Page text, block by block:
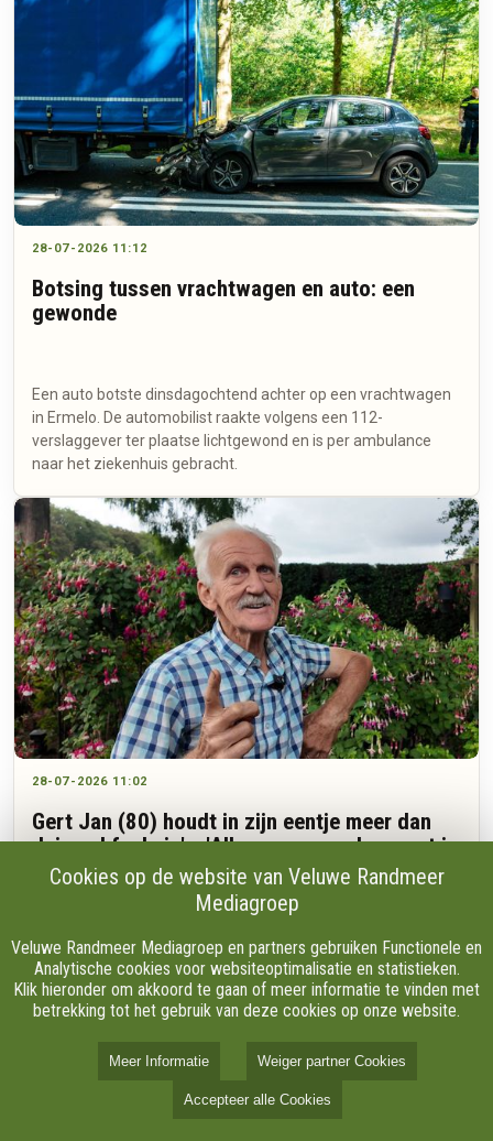
28-07-2026 11:12
Botsing tussen vrachtwagen en auto: een
gewonde
Een auto botste dinsdagochtend achter op een vrachtwagen
in Ermelo. De automobilist raakte volgens een 112-
verslaggever ter plaatse lichtgewond en is per ambulance
naar het ziekenhuis gebracht.
28-07-2026 11:02
Gert Jan (80) houdt in zijn eentje meer dan
duizend fuchsia's: 'Alles geven en doen wat je
nog kunt'
naar een kleurrijke fuchsia in zijn tuin aan de Varelseweg in
Hulshorst. De plant draagt de naam van een goede vriendin.
Wanneer hij vertelt over het moment waarop hij haar de
bloem aanbood, wordt hij even stil.
Cookies op de website van Veluwe Randmeer
Mediagroep
Veluwe Randmeer Mediagroep en partners gebruiken Functionele en
Analytische cookies voor websiteoptimalisatie en statistieken.
Klik hieronder om akkoord te gaan of meer informatie te vinden met
betrekking tot het gebruik van deze cookies op onze website.
Meer Informatie Weiger partner Cookies
Accepteer alle Cookies